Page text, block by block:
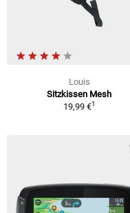
Louis
Sitzkissen Mesh
19,99 €1